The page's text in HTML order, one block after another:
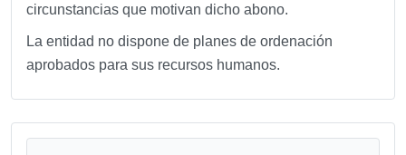
circunstancias que motivan dicho abono.
La entidad no dispone de planes de ordenación
aprobados para sus recursos humanos.